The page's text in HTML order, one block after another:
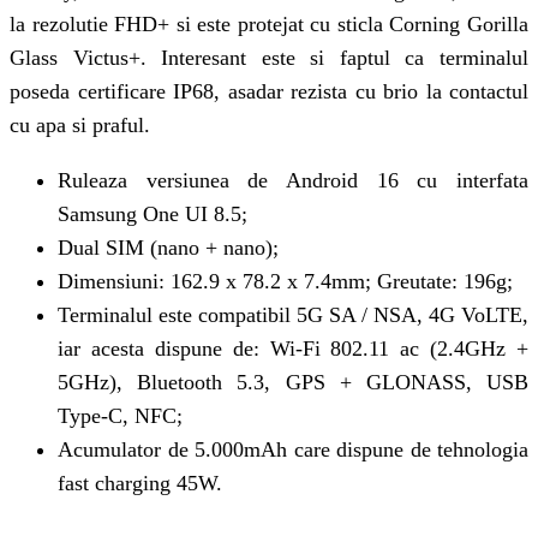
la rezolutie FHD+ si este protejat cu sticla Corning Gorilla
Glass Victus+. Interesant este si faptul ca terminalul
poseda certificare IP68, asadar rezista cu brio la contactul
cu apa si praful.
Ruleaza versiunea de Android 16 cu interfata
Samsung One UI 8.5;
Dual SIM (nano + nano);
Dimensiuni: 162.9 x 78.2 x 7.4mm; Greutate: 196g;
Terminalul este compatibil 5G SA / NSA, 4G VoLTE,
iar acesta dispune de: Wi-Fi 802.11 ac (2.4GHz +
5GHz), Bluetooth 5.3, GPS + GLONASS, USB
Type-C, NFC;
Acumulator de 5.000mAh care dispune de tehnologia
fast charging 45W.